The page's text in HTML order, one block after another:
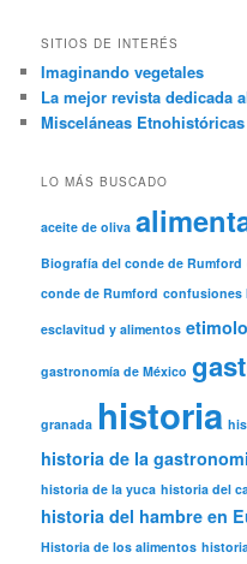
SITIOS DE INTERÉS
Imaginando vegetales
La mejor revista dedicada
Misceláneas
LO MÁS BUSCADO
aceite de oliva
Biografía del conde de Rumford
conde de Rumford confusiones
esclavitud y alimentos
gastronomía de México
granada historia
historia de la
historia de la yuca historia del
historia del hambre en
Historia de los alimentos